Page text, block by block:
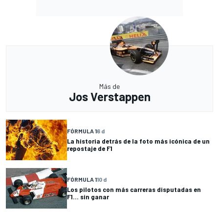
Más de
Jos Verstappen
FÓRMULA 16 d
La historia detrás de la foto más icónica de un
repostaje de F1
FÓRMULA 110 d
Los pilotos con más carreras disputadas en
F1... sin ganar